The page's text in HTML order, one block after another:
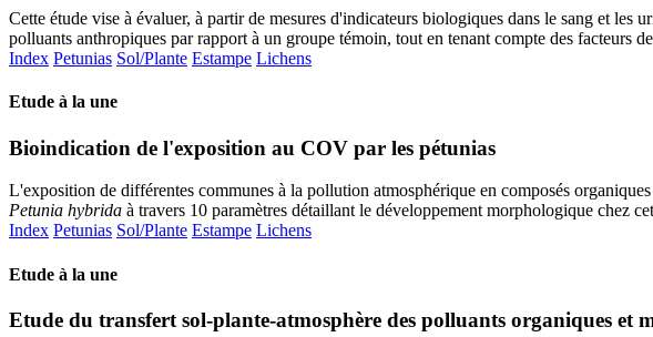
Cette étude vise à évaluer, à partir de mesures d'indicateurs biologiques dans le sang et
polluants anthropiques par rapport à un groupe témoin, tout en tenant compte des facteurs
Index Petunias Sol/Plante Estampe Lichens
Etude à la une
Bioindication de l'exposition au COV par les pétunias
L'exposition de différentes communes à la pollution atmosphérique en composés
Petunia hybrida à travers 10 paramètres détaillant le développement morphologique chez
Index Petunias Sol/Plante Estampe Lichens
Etude à la une
Etude du transfert sol-plante-atmosphère des polluants organiques et